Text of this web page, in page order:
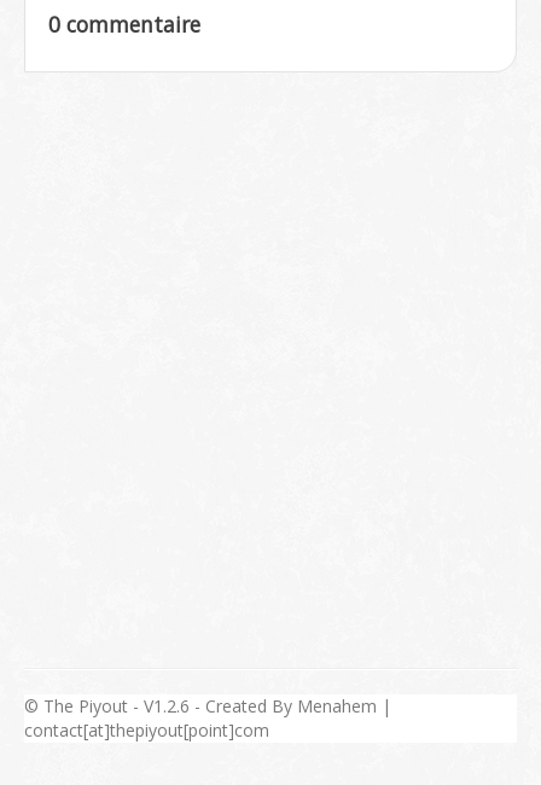
0 commentaire
© The Piyout - V1.2.6 - Created By Menahem |
contact[at]thepiyout[point]com